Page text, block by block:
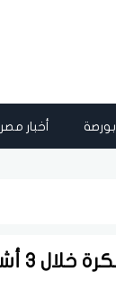
أخبار مصر
3 أشهر